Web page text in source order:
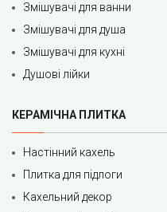
Змішувачі для ванни
Змішувачі для душа
Змішувачі для кухні
Душові лійки
КЕРАМІЧНА ПЛИТКА
Настінний кахель
Плитка для підлоги
Кахельний декор